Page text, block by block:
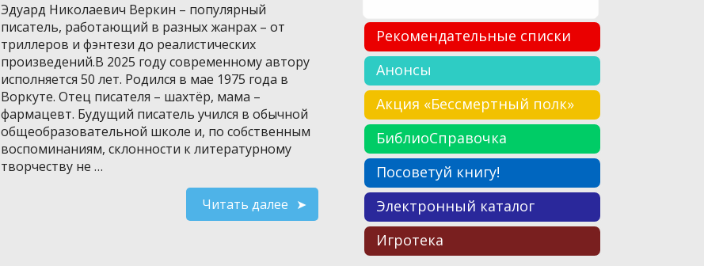
Эдуард Николаевич Веркин – популярный
писатель, работающий в разных жанрах – от
триллеров и фэнтези до реалистических
произведений.В 2025 году современному автору
исполняется 50 лет. Родился в мае 1975 года в
Воркуте. Отец писателя – шахтёр, мама –
фармацевт. Будущий писатель учился в обычной
общеобразовательной школе и, по собственным
воспоминаниям, склонности к литературному
творчеству не …
Читать далее
Рекомендательные списки
Анонсы
Акция «Бессмертный полк»
БиблиоСправочка
Посоветуй книгу!
Электронный каталог
Игротека